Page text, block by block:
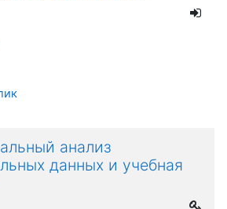
анализ
данных и учебная